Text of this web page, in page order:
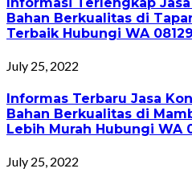
Bahan Berkualitas di
Terbaik Hubungi WA
July 25, 2022
Informas Terbaru Jasa
Bahan Berkualitas di
Lebih Murah Hubungi WA
July 25, 2022